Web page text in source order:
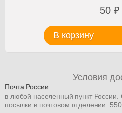
50 ₽
В корзину
Условия
Почта России
в любой населенный пункт России.
посылки в почтовом отделении: 550